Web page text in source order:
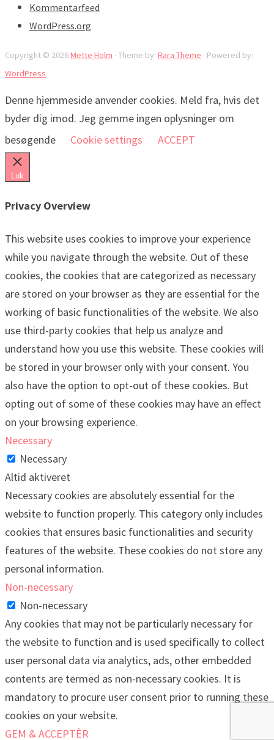
Kommentarfeed
WordPress.org
Copyright © 2026Mette Holm · Theme by: Rara Theme · Powered by:
WordPress
Denne hjemmeside anvender cookies. Meld fra, hvis det
byder dig imod. Jeg gemme ingen oplysninger om
besøgende
Cookie settings ACCEPT
Luk
Privacy Overview
This website uses cookies to improve your experience
while you navigate through the website. Out of these
cookies, the cookies that are categorized as necessary
are stored on your browser as they are essential for the
working of basic functionalities of the website. We also
use third-party cookies that help us analyze and
understand how you use this website. These cookies will
be stored in your browser only with your consent. You
also have the option to opt-out of these cookies. But
opting out of some of these cookies may have an effect
on your browsing experience.
Necessary
Necessary
Altid aktiveret
Necessary cookies are absolutely essential for the
website to function properly. This category only includes
cookies that ensures basic functionalities and security
features of the website. These cookies do not store any
personal information.
Non-necessary
Non-necessary
Any cookies that may not be particularly necessary for
the website to function and is used specifically to collect
user personal data via analytics, ads, other embedded
contents are termed as non-necessary cookies. It is
mandatory to procure user consent prior to running these
cookies on your website.
GEM & ACCEPTÈR